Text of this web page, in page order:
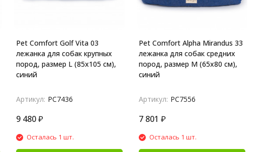
Pet Comfort Golf Vita 03
лежанка для собак крупных
пород, размер L (85х105 см),
синий
Артикул: PC7436
9 480 ₽
Осталась 1 шт.
Pet Comfort Alpha Mirandus 33
лежанка для собак средних
пород, размер M (65х80 см),
синий
Артикул: PC7556
7 801 ₽
Осталась 1 шт.